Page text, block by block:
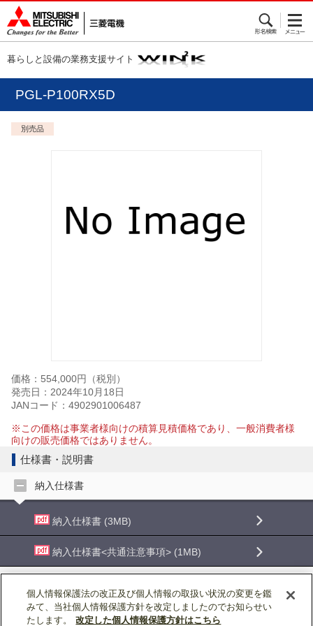
暮らしと設備の業務支援サイト
PGL-P100RX5D
別売品
価格：554,000円（税別）
発売日：2024年10月18日
JANコード：4902901006487
※この価格は事業者様向けの積算見積価格であり、一般消費者様
向けの販売価格ではありません。
仕様書・説明書
納入仕様書
納入仕様書 (3MB)
納入仕様書<共通注意事項> (1MB)
据付工事説明書
個人情報保護法の改正及び個人情報の取扱い状況の変更を鑑
みて、当社個人情報保護方針を改定しましたのでお知らせい
たします。
改定した個人情報保護方針はこちら